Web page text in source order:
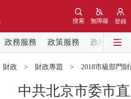
登錄
無障礙
搜索
政務服務 政策服務
政民互動
財政 > 財政專題 > 2018市級部門
中共北京市委市